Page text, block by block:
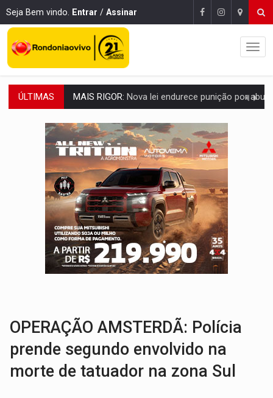
Seja Bem vindo. Entrar / Assinar
ÚLTIMAS POLUIÇÃO E RISCOS: Retirada de fiação irregular avança no país e em PVH
VÍDEO:Armado com machado, homem ameaça matar sobrinha grávida e
TRIBUNAL DO CRIME:Homem é espancado por facção criminosa
VÍDEO:Perseguição é registrada no shopping após colombiana furtar
LUDOPATIA:Apostas online começam a afetar produtividade e rotina
REFLORESTAMENTO:Plantar árvores não será mais suficiente para
OVNIS NA LUA:Cientistas alertam para possível base secreta no satélite
ACABOU COM PEUGEOT:Incêndio destrói carro que era rebocado para oficina
MAIS RIGOR: Nova lei endurece punição por abuso sexual contra
OPERAÇÃO AMSTERDÃ: Polícia
prende segundo envolvido na
morte de tatuador na zona Sul